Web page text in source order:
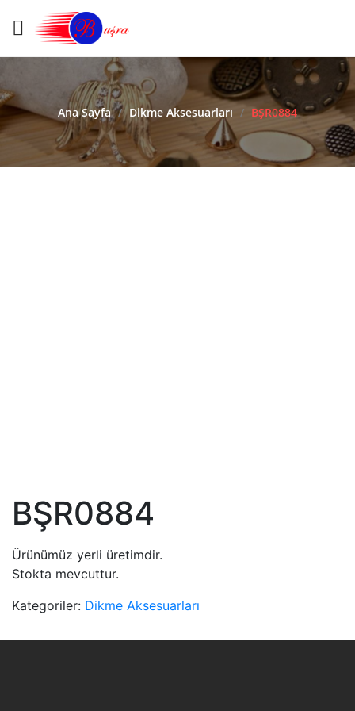
Ana Sayfa / Dikme Aksesuarları / BŞR0884
BŞR0884
Ürünümüz yerli üretimdir.
Stokta mevcuttur.
Kategoriler: Dikme Aksesuarları